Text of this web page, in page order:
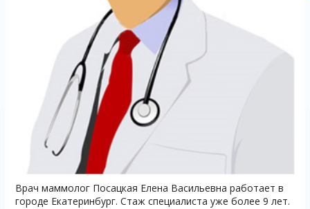
Врач маммолог Посацкая Елена Васильевна работает в
городе Екатеринбург. Стаж специалиста уже более 9 лет.